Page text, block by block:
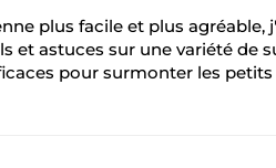
plus facile et plus agréable,
et astuces sur une variété de
pour surmonter les petits